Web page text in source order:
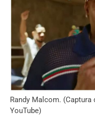
Randy Malcom.
YouTube)